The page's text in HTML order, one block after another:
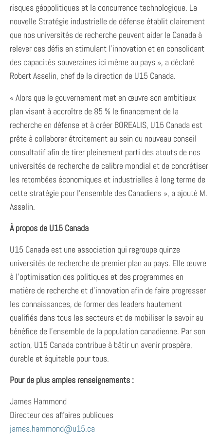
risques géopolitiques et la concurrence technologique. La
nouvelle Stratégie industrielle de défense établit clairement
que nos universités de recherche peuvent aider le Canada à
relever ces défis en stimulant l’innovation et en consolidant
des capacités souveraines ici même au pays », a déclaré
Robert Asselin, chef de la direction de U15 Canada.
« Alors que le gouvernement met en œuvre son ambitieux
plan visant à accroître de 85 % le financement de la
recherche en défense et à créer BOREALIS, U15 Canada est
prête à collaborer étroitement au sein du nouveau conseil
consultatif afin de tirer pleinement parti des atouts de nos
universités de recherche de calibre mondial et de concrétiser
les retombées économiques et industrielles à long terme de
cette stratégie pour l’ensemble des Canadiens », a ajouté M.
Asselin.
À propos de U15 Canada
U15 Canada est une association qui regroupe quinze
universités de recherche de premier plan au pays. Elle œuvre
à l’optimisation des politiques et des programmes en
matière de recherche et d’innovation afin de faire progresser
les connaissances, de former des leaders hautement
qualifiés dans tous les secteurs et de mobiliser le savoir au
bénéfice de l’ensemble de la population canadienne. Par son
action, U15 Canada contribue à bâtir un avenir prospère,
durable et équitable pour tous.
Pour de plus amples renseignements :
James Hammond
Directeur des affaires publiques
james.hammond@u15.ca